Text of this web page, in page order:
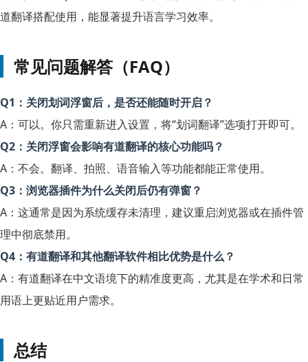
道翻译搭配使用，能显著提升语言学习效率。
常见问题解答（FAQ）
Q1：关闭划词浮窗后，是否还能随时开启？
A：可以。你只需重新进入设置，将“划词翻译”选项打开即可。
Q2：关闭浮窗会影响有道翻译的核心功能吗？
A：不会。翻译、拍照、语音输入等功能都能正常使用。
Q3：浏览器插件为什么关闭后仍有弹窗？
A：这通常是因为系统缓存未清理，建议重启浏览器或在插件管
理中彻底禁用。
Q4：有道翻译和其他翻译软件相比优势是什么？
A：有道翻译在中文语境下的精准度更高，尤其是在学术和日常
用语上更贴近用户需求。
总结